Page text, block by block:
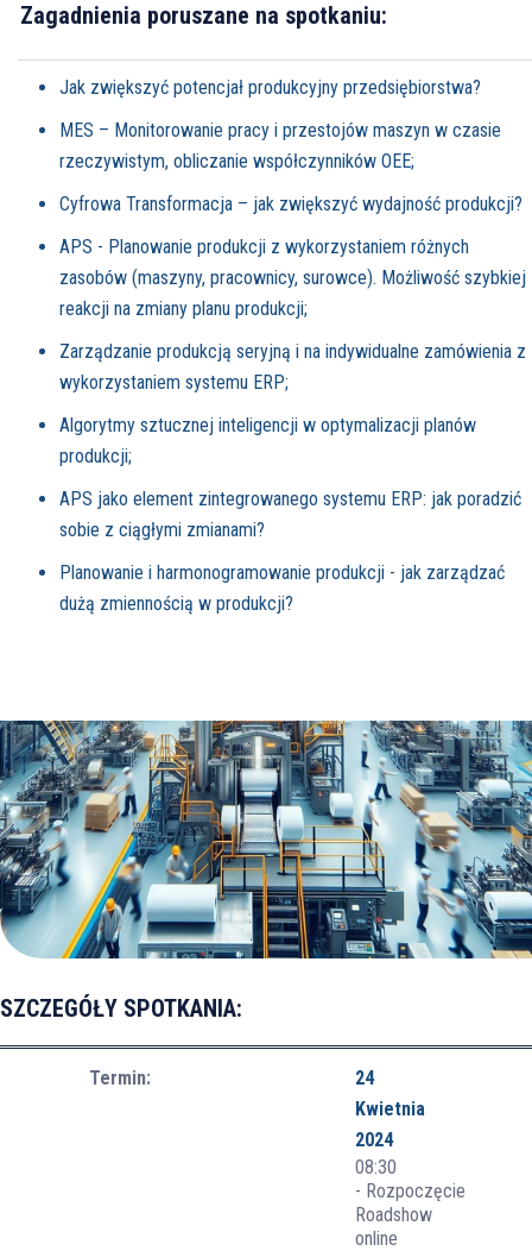
Zagadnienia poruszane na spotkaniu:
Jak zwiększyć potencjał produkcyjny przedsiębiorstwa?
MES – Monitorowanie pracy i przestojów maszyn w czasie
rzeczywistym, obliczanie współczynników OEE;
Cyfrowa Transformacja – jak zwiększyć wydajność produkcji?
APS - Planowanie produkcji z wykorzystaniem różnych
zasobów (maszyny, pracownicy, surowce). Możliwość szybkiej
reakcji na zmiany planu produkcji;
Zarządzanie produkcją seryjną i na indywidualne zamówienia z
wykorzystaniem systemu ERP;
Algorytmy sztucznej inteligencji w optymalizacji planów
produkcji;
APS jako element zintegrowanego systemu ERP: jak poradzić
sobie z ciągłymi zmianami?
Planowanie i harmonogramowanie produkcji - jak zarządzać
dużą zmiennością w produkcji?
SZCZEGÓŁY SPOTKANIA:
Termin:
24
Kwietnia
2024
08:30
- Rozpoczęcie
Roadshow
online